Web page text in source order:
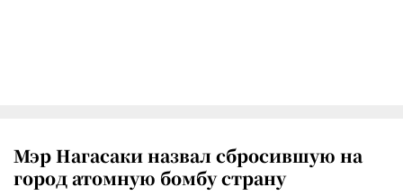
Мэр Нагасаки назвал сбросившую на
город атомную бомбу страну